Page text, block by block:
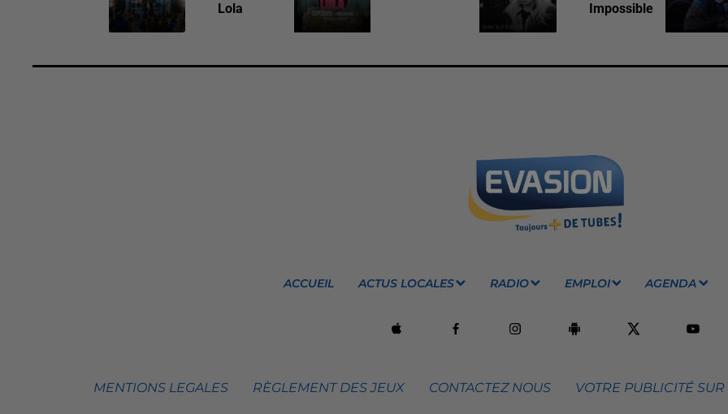
Lola Impossible
ACCUEIL ACTUS LOCALES RADIO EMPLOI AGENDA
MENTIONS LEGALES RÈGLEMENT DES JEUX CONTACTEZ NOUS VOTRE PUBLICITÉ